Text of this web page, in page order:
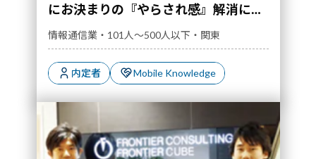
にお決まりの『やらされ感』解消に魅
力」
情報通信業・101人～500人以下・関東
内定者 Mobile Knowledge